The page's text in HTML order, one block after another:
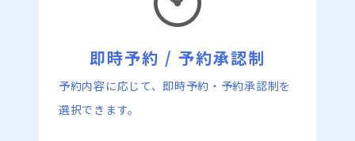
即時予約 / 予約承認制
予約内容に応じて、即時予約・予約承認制を
選択できます。